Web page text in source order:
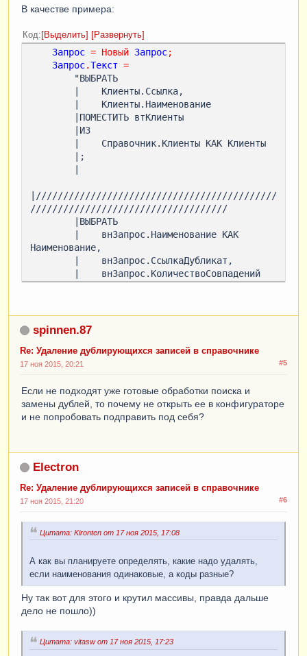
В качестве примера:
Код Выделить Развернуть
Запрос = Новый Запрос;
Запрос.Текст =
|////////////////////////////////////////////
////////////////////////////////////
Наименование,
        |        втКлиенты.Наименование КАК
Наименование,
        |        втКлиенты1.Ссылка КАК
СсылкаДубликат,
втКлиенты1.Ссылка) КАК КоличествоСовпадений
        |    ИЗ
        |        втКлиенты КАК втКлиенты
        |            ПО
втКлиенты.Наименование =
втКлиенты1.Наименование
        |                И втКлиенты.Ссылка
<> втКлиенты1.Ссылка
        |
        |    СГРУППИРОВАТЬ ПО
        |        втКлиенты1.Ссылка) КАК
внЗапрос
        |ИТОГИ
        |    СУММА(КоличествоСовпадений)
        |ПО
РезультатЗапроса = Запрос.Выполнить();
spinnen.87
Re: Удаление дублирующихся записей в справочнике
#5
17 ноя 2015, 20:21
Если не подходят уже готовые обработки поиска и
замены дублей, то почему не открыть ее в конфигураторе
и не попробовать подправить под себя?
Electron
Re: Удаление дублирующихся записей в справочнике
#6
17 ноя 2015, 21:20
Цитата: Kironten от 17 ноя 2015, 17:08
А как вы планируете определять, какие надо удалять,
если наименования одинаковые, а коды разные?
Ну так вот для этого и крутил массивы, правда дальше
дело не пошло))
Цитата: vitasw от 17 ноя 2015, 17:23